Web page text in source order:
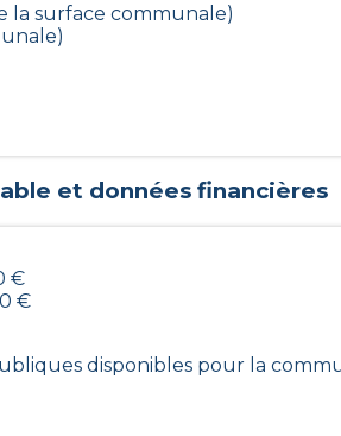
la surface communale)
et données financières
€
€
disponibles pour la